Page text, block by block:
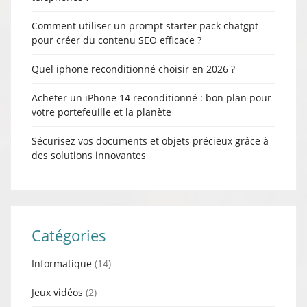
Comment utiliser un prompt starter pack chatgpt
pour créer du contenu SEO efficace ?
Quel iphone reconditionné choisir en 2026 ?
Acheter un iPhone 14 reconditionné : bon plan pour
votre portefeuille et la planète
Sécurisez vos documents et objets précieux grâce à
des solutions innovantes
Catégories
Informatique (14)
Jeux vidéos (2)